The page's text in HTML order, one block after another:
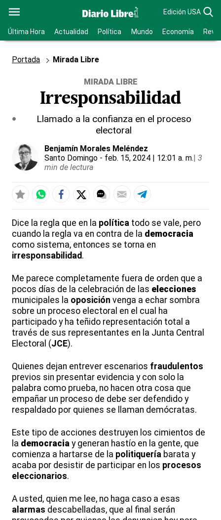
Edición USA
Última Hora Actualidad Política Mundo Economía
Portada Mirada Libre
MIRADA LIBRE
Irresponsabilidad
Llamado a la confianza en el proceso
electoral
Benjamín Morales Meléndez
Santo Domingo - feb. 15, 2024 | 12:01 a. m.| 3
min de lectura
Dice la regla que en la política todo se vale, pero
cuando la regla va en contra de la democracia
como sistema, entonces se torna en
irresponsabilidad.
Me parece completamente fuera de orden que a
pocos días de la celebración de las elecciones
municipales la oposición venga a echar sombra
sobre un proceso electoral en el cual ha
participado y ha teñido representación total a
través de sus representantes en la Junta Central
Electoral (JCE).
Quienes dejan entrever escenarios fraudulentos
previos sin presentar evidencia y con solo la
palabra como prueba, no hacen otra cosa que
empañar un proceso de debe ser defendido y
respaldado por quienes se llaman demócratas.
Este tipo de acciones destruyen los cimientos de
la democracia y generan hastío en la gente, que
comienza a hartarse de la politiquería barata y
acaba por desistir de participar en los procesos
eleccionarios.
A usted, quien me lee, no haga caso a esas
alarmas descabelladas, que al final serán